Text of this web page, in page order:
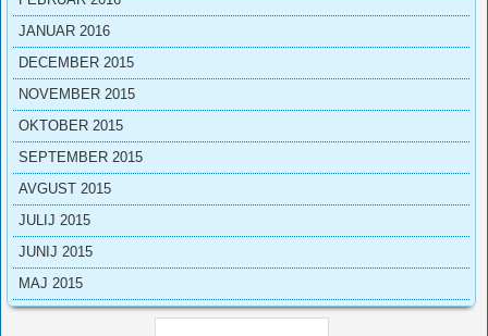
JANUAR 2016
DECEMBER 2015
NOVEMBER 2015
OKTOBER 2015
SEPTEMBER 2015
AVGUST 2015
JULIJ 2015
JUNIJ 2015
MAJ 2015